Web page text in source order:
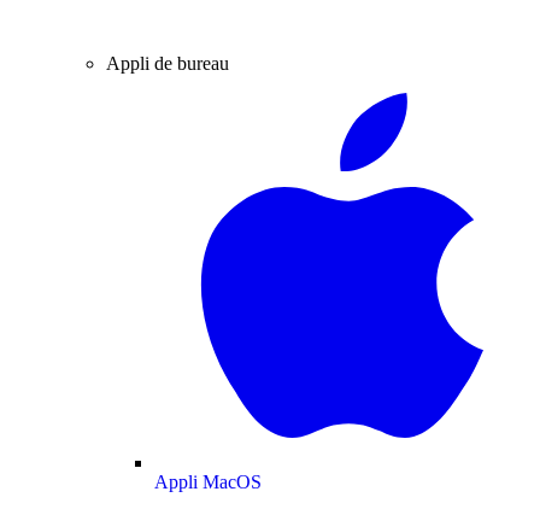
Appli de bureau
Appli MacOS